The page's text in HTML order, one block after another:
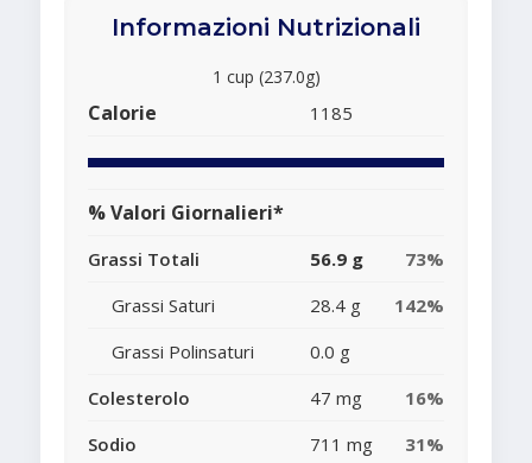
Informazioni Nutrizionali
1 cup (237.0g)
Calorie 1185
% Valori Giornalieri*
Grassi Totali 56.9 g
73%
Grassi Saturi
28.4 g
142%
Grassi Polinsaturi
0.0 g
Colesterolo
47 mg
16%
Sodio
711 mg
31%